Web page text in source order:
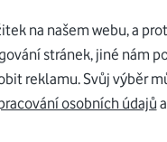
na našem webu, a
stránek, jiné nám
reklamu. Svůj výběr
osobních údajů